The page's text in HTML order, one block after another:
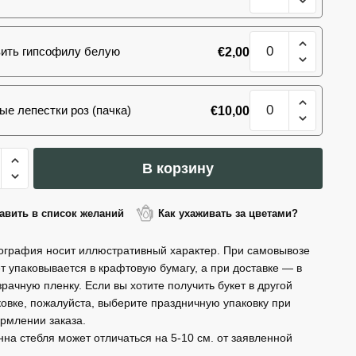
см
(Эквадор)
Букет
101
роза
см
(Эквадор)
гипсофилу белую €2,00
Количество
товара
Букет
101
роза
см
(Эквадор)
лепестки роз (пачка) €10,00
Количество
товара
Букет
101
см
(Эквадор)
В корзину
в список желаний Как ухаживать за цветами?
носит иллюстративный характер. При самовывозе
упаковывается в крафтовую бумагу, а при доставке — в
пленку. Если вы хотите получить букет в другой
пожалуйста, выберите праздничную упаковку при
заказа.
стебля может отличаться на 5-10 см. от заявленной